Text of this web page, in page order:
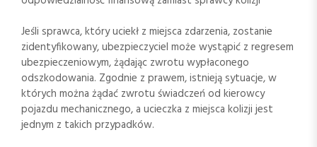
Jeśli sprawca, który uciekł z miejsca zdarzenia, zostanie
zidentyfikowany, ubezpieczyciel może wystąpić z regresem
ubezpieczeniowym, żądając zwrotu wypłaconego
odszkodowania. Zgodnie z prawem, istnieją sytuacje, w
których można żądać zwrotu świadczeń od kierowcy
pojazdu mechanicznego, a ucieczka z miejsca kolizji jest
jednym z takich przypadków.